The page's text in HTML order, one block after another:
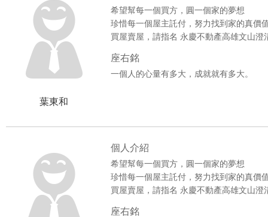
***賀成交***大樹丁種建地(廠房)
***賀成交***三多商圈翻新4房美華廈
***賀成交***生日公園│公寓一樓
***賀成交***����陽明國中收
希望幫每一個買方，圓一個家的夢想
珍惜每一個屋主託付，努力找到家的真價
買屋賣屋，請指名 永慶不動產高雄文山澄
座右銘
一個人的心量有多大，成就就有多大。
葉東和
個人介紹
希望幫每一個買方，圓一個家的夢想
珍惜每一個屋主託付，努力找到家的真價
買屋賣屋，請指名 永慶不動產高雄文山澄
座右銘